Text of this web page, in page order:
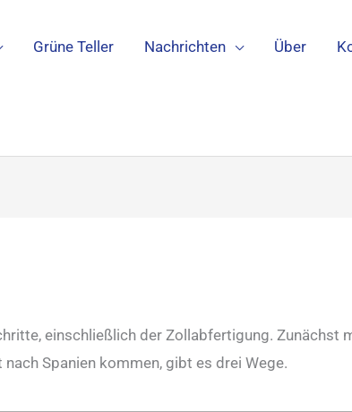
Grüne Teller Nachrichten Über
einschließlich der Zollabfertigung. Zunächst
Spanien kommen, gibt es drei Wege.